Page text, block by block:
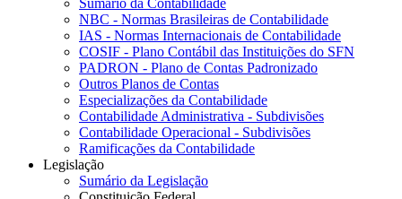
Sumário da Contabilidade
NBC - Normas Brasileiras de Contabilidade
IAS - Normas Internacionais de Contabilidade
COSIF - Plano Contábil das Instituições do SFN
PADRON - Plano de Contas Padronizado
Outros Planos de Contas
Especializações da Contabilidade
Contabilidade Administrativa - Subdivisões
Contabilidade Operacional - Subdivisões
Ramificações da Contabilidade
Legislação
Sumário da Legislação